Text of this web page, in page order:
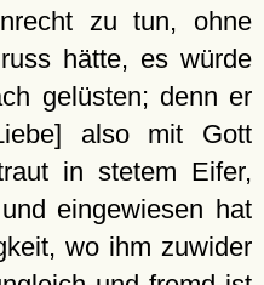
zu tun, ohne
hätte, es würde
gelüsten; denn er
also mit Gott
in stetem Eifer,
eingewiesen hat
wo ihm zuwider